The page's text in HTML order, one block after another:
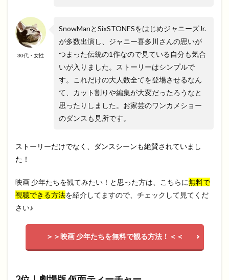
30代・女性
SnowManとSixSTONESをはじめジャニーズJr.
が多数出演し、ジャニー喜多川さんの思いが
つまった伝統の1作なので見ている自分も気合
いが入りました。ストーリーはシンプルで
す。これだけの大人数全てを登場させるなん
て、カット割りや編集が大変だったろうなと
思ったりしました。お家芸のワンカメショー
のダンスも見所です。
ストーリーだけでなく、ダンスシーンも絶賛されていまし
た！
映画 少年たちを観てみたい！と思った方は、こちらに無料で
視聴できる方法を紹介してますので、チェックして見てくだ
さい♪
＞＞映画 少年たちを無料で観る方法！＜＜